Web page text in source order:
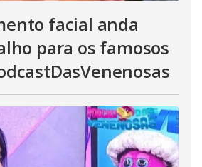
facial anda
para os famosos